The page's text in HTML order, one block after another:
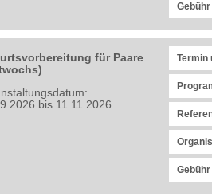
Gebühr
für Paare
bis 11.11.2026
Termin
Gebühr